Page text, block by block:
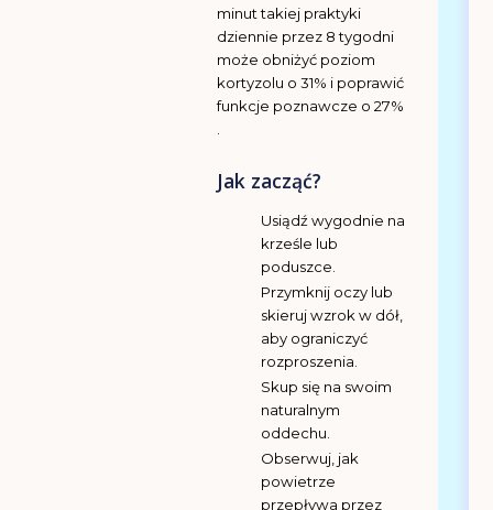
minut takiej praktyki
dziennie przez 8 tygodni
może obniżyć poziom
kortyzolu o 31% i poprawić
funkcje poznawcze o 27%
Jak zacząć?
Usiądź wygodnie na
krześle lub
poduszce.
Przymknij oczy lub
skieruj wzrok w dół,
aby ograniczyć
rozproszenia.
Skup się na swoim
naturalnym
oddechu.
Obserwuj, jak
powietrze
przepływa przez